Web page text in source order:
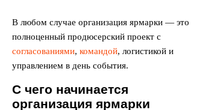
В любом случае организация ярмарки — это
полноценный продюсерский проект с
согласованиями, командой, логистикой и
управлением в день события.
С чего начинается
организация ярмарки